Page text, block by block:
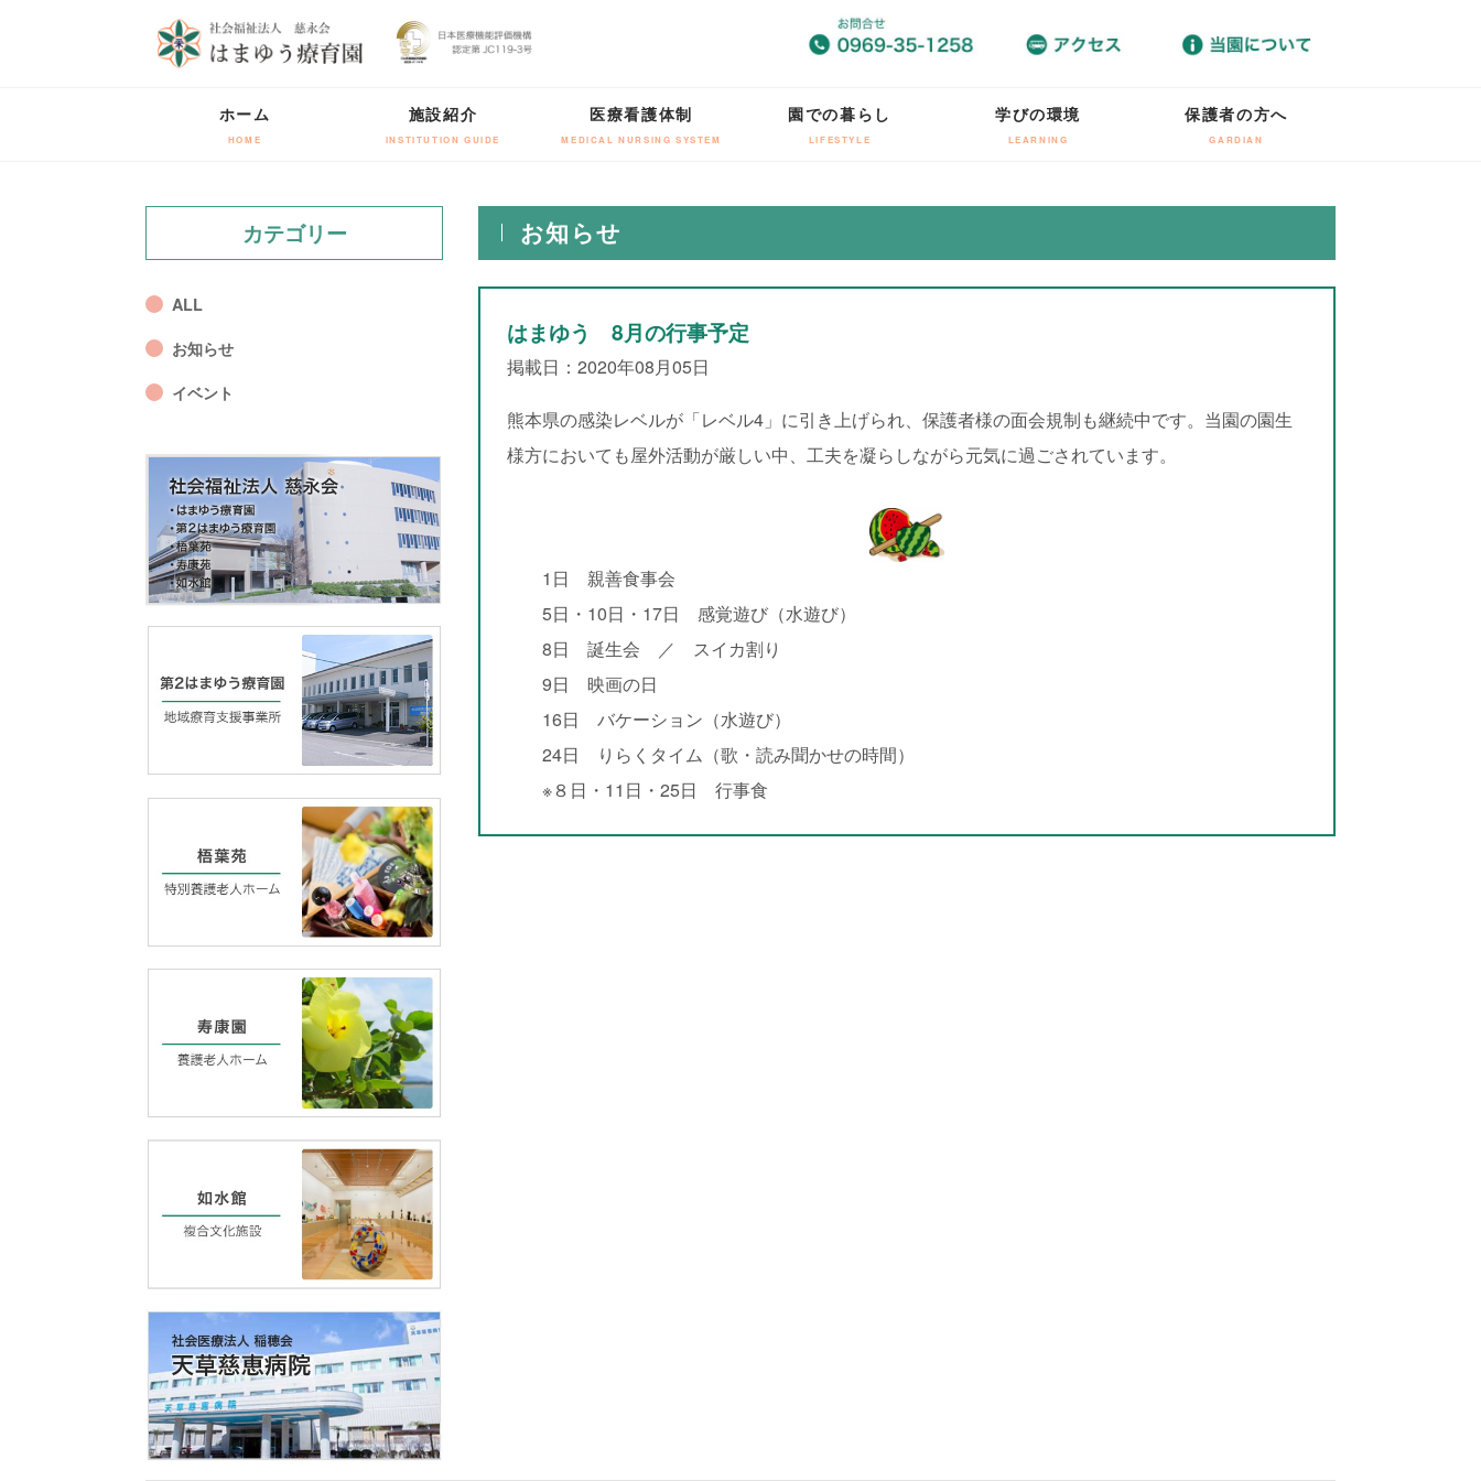
ホーム
HOME
施設紹介
INSTITUTION GUIDE
医療看護体制
MEDICAL NURSING SYSTEM
園での暮らし
LIFESTYLE
学びの環境
LEARNING
保護者の方へ
GARDIAN
カテゴリー
ALL
お知らせ
イベント
お知らせ
はまゆう 8月の行事予定
掲載日：2020年08月05日
熊本県の感染レベルが「レベル4」に引き上げられ、保護者様の面会規制も継続中です。当園の園生
様方においても屋外活動が厳しい中、工夫を凝らしながら元気に過ごされています。
1日 親善食事会
5日・10日・17日 感覚遊び（水遊び）
8日 誕生会 ／ スイカ割り
9日 映画の日
16日 バケーション（水遊び）
24日 りらくタイム（歌・読み聞かせの時間）
※８日・11日・25日 行事食